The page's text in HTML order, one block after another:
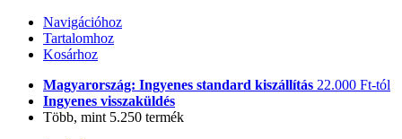
Navigációhoz
Tartalomhoz
Kosárhoz
Magyarország: Ingyenes standard kiszállítás 22.000 Ft-tól
Ingyenes visszaküldés
Több, mint 5.250 termék